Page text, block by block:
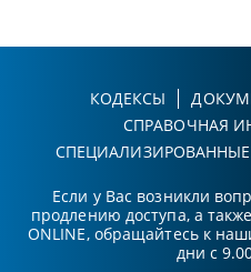
КОДЕКСЫ
СПРАВОЧНАЯ
СПЕЦИАЛИЗИРОВАННЫЕ
Если у Вас возникли
продлению доступа, а
ONLINE, обращайтесь к
дни с